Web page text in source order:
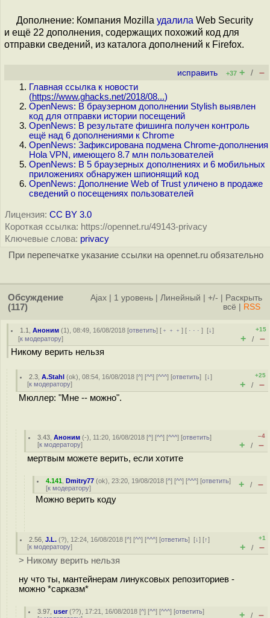
Дополнение: Компания Mozilla удалила Web Security
и ещё 22 дополнения, содержащих похожий код для
отправки сведений, из каталога дополнений к Firefox.
исправить +37 + / –
Главная ссылка к новости
(https://www.ghacks.net/2018/08...)
OpenNews: В браузерном дополнении Stylish выявлен
код для отправки истории посещений
OpenNews: В результате фишинга получен контроль
ещё над 6 дополнениями к Chrome
OpenNews: Зафиксирована подмена Chrome-дополнения
Hola VPN, имеющего 8.7 млн пользователей
OpenNews: В 5 браузерных дополнениях и 6 мобильных
приложениях обнаружен шпионящий код
OpenNews: Дополнение Web of Trust уличено в продаже
сведений о посещениях пользователей
Лицензия: CC BY 3.0
Короткая ссылка: https://opennet.ru/49143-privacy
Ключевые слова: privacy
При перепечатке указание ссылки на opennet.ru обязательно
Обсуждение
(117)
Ajax 1 уровень Линейный +/-
Раскрыть
всё
RSS
1.1 ,Аноним (1), 08:49, 16/08/2018 [ответить] [ ﹢﹢﹢] [ · · ·][↓]
[к модератору]
+15
+ / –
Никому верить нельзя
2.3 ,A.Stahl (ok), 08:54, 16/08/2018 [^] [^^] [^^^] [ответить][↓]
[к модератору]
+25
+ / –
Мюллер: "Мне -- можно".
3.43 ,Аноним (-), 11:20, 16/08/2018 [^] [^^] [^^^] [ответить]
[к модератору]
–4
+ / –
мертвым можете верить, если хотите
4.141 ,Dmitry77 (ok), 23:20, 19/08/2018 [^] [^^] [^^^] [ответить]
[к модератору] + / –
Можно верить коду
2.56 ,J.L. (?), 12:24, 16/08/2018 [^] [^^] [^^^] [ответить][↓] [↑]
[к модератору]
+1
+ / –
> Никому верить нельзя
ну что ты, мантейнерам линуксовых репозиториев -
можно *сарказм*
3.97 ,user(??), 17:21, 16/08/2018 [^] [^^] [^^^] [ответить]
+ / –